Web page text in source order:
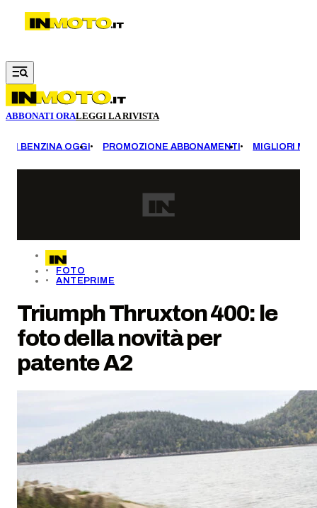
Vai al contenuto principale
ABBONATI ORALEGGI LA RIVISTA
BENZINA OGGI PROMOZIONE ABBONAMENTI MIGLIORI
FOTO
ANTEPRIME
Triumph Thruxton 400: le
foto della novità per
patente A2